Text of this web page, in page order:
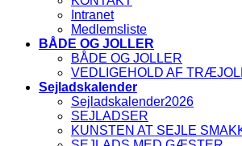
Intranet
Medlemsliste
BÅDE OG JOLLER
BÅDE OG JOLLER
VEDLIGEHOLD AF
Sejladskalender
Sejladskalender2026
SEJLADSER
KUNSTEN AT SEJLE